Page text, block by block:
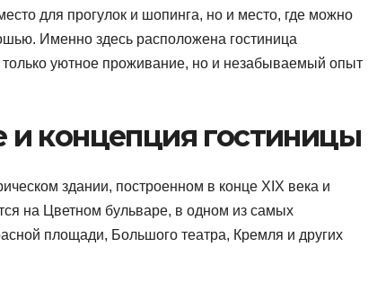
для прогулок и шопинга, но и место, где можно
Именно здесь расположена гостиница
уютное проживание, но и незабываемый опыт
концепция гостиницы
здании, построенном в конце XIX века и
на Цветном бульваре, в одном из самых
площади, Большого театра, Кремля и других